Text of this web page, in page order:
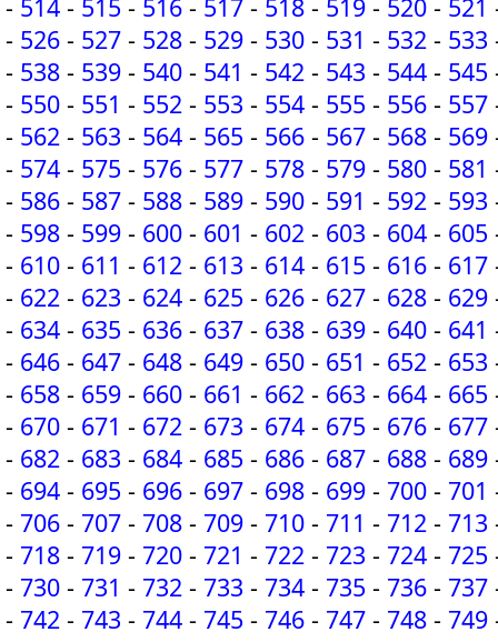
- 514 - 515 - 516 - 517 - 518 - 519 - 520 - 521
- 526 - 527 - 528 - 529 - 530 - 531 - 532 - 533
- 538 - 539 - 540 - 541 - 542 - 543 - 544 - 545
- 550 - 551 - 552 - 553 - 554 - 555 - 556 - 557
- 562 - 563 - 564 - 565 - 566 - 567 - 568 - 569
- 574 - 575 - 576 - 577 - 578 - 579 - 580 - 581
- 586 - 587 - 588 - 589 - 590 - 591 - 592 - 593
- 598 - 599 - 600 - 601 - 602 - 603 - 604 - 605
- 610 - 611 - 612 - 613 - 614 - 615 - 616 - 617
- 622 - 623 - 624 - 625 - 626 - 627 - 628 - 629
- 634 - 635 - 636 - 637 - 638 - 639 - 640 - 641
- 646 - 647 - 648 - 649 - 650 - 651 - 652 - 653
- 658 - 659 - 660 - 661 - 662 - 663 - 664 - 665
- 670 - 671 - 672 - 673 - 674 - 675 - 676 - 677
- 682 - 683 - 684 - 685 - 686 - 687 - 688 - 689
- 694 - 695 - 696 - 697 - 698 - 699 - 700 - 701
- 706 - 707 - 708 - 709 - 710 - 711 - 712 - 713
- 718 - 719 - 720 - 721 - 722 - 723 - 724 - 725
- 730 - 731 - 732 - 733 - 734 - 735 - 736 - 737
- 742 - 743 - 744 - 745 - 746 - 747 - 748 - 749